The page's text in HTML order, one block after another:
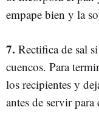
empape bien y la
7. Rectifica de sal
cuencos. Para
los recipientes y
antes de servir